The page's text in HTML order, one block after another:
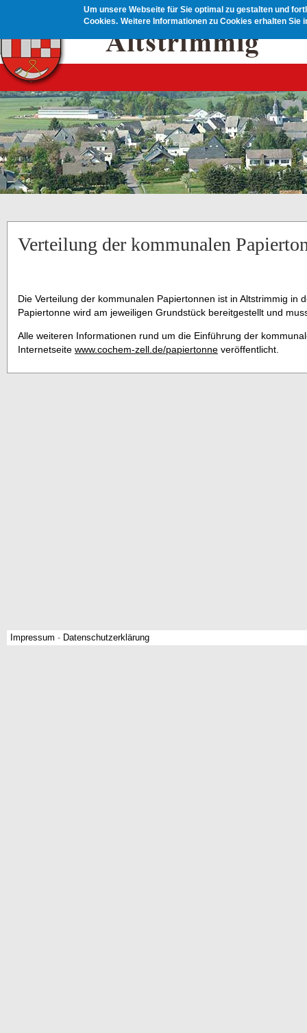
Um unsere Webseite für Sie optimal zu gestalten und
Cookies. Weitere Informationen zu Cookies erhalten Sie
Verteilung der kommunalen
Die Verteilung der kommunalen Papiertonnen ist in Altstrimmig
Papiertonne wird am jeweiligen Grundstück bereitgestellt und
Alle weiteren Informationen rund um die Einführung der
Internetseite www.cochem-zell.de/papiertonne veröffentlicht.
Impressum - Datenschutzerklärung